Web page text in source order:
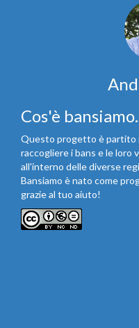
Cos'è
Questo progetto è partito
raccogliere i bans e le loro
all'interno delle diverse
Bansiamo è nato come
grazie al tuo aiuto!